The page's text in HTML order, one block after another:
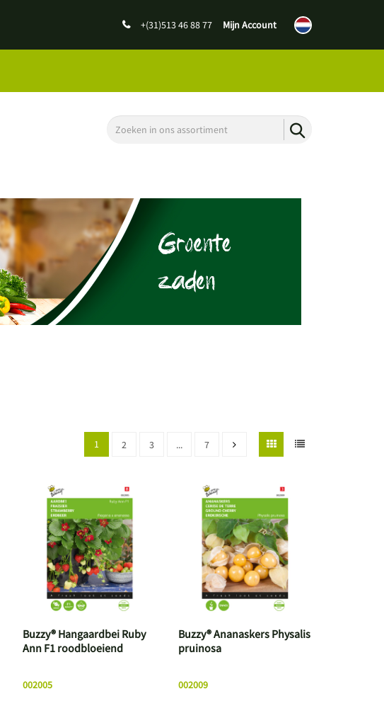
+(31)513 46 88 77 Mijn Account
1 2 3 ... 7
002005
Buzzy® Hangaardbei Ruby
Ann F1 roodbloeiend
002009
Buzzy® Ananaskers Physalis
pruinosa